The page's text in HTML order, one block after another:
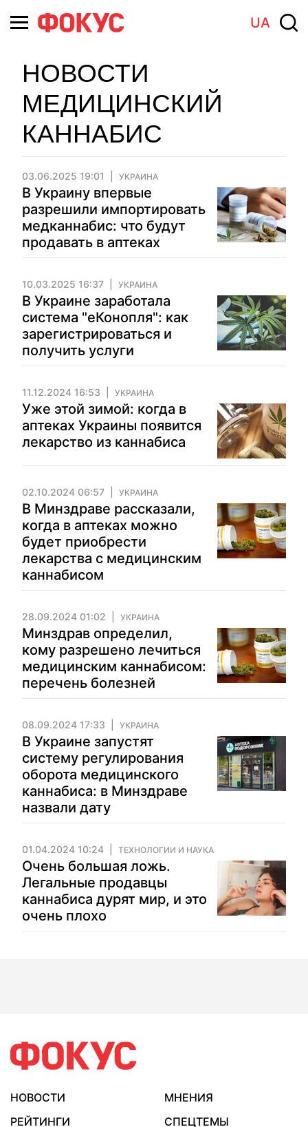
UA
НОВОСТИ
МЕДИЦИНСКИЙ
КАННАБИС
03.06.2025 19:01 УКРАИНА
В Украину впервые
разрешили импортировать
медканнабис: что будут
продавать в аптеках
10.03.2025 16:37 УКРАИНА
В Украине заработала
система "еКонопля": как
зарегистрироваться и
получить услуги
11.12.2024 16:53 УКРАИНА
Уже этой зимой: когда в
аптеках Украины появится
лекарство из каннабиса
02.10.2024 06:57 УКРАИНА
В Минздраве рассказали,
когда в аптеках можно
будет приобрести
лекарства с медицинским
каннабисом
28.09.2024 01:02 УКРАИНА
Минздрав определил,
кому разрешено лечиться
медицинским каннабисом:
перечень болезней
08.09.2024 17:33 УКРАИНА
В Украине запустят
систему регулирования
оборота медицинского
каннабиса: в Минздраве
назвали дату
01.04.2024 10:24 ТЕХНОЛОГИИ И НАУКА
Очень большая ложь.
Легальные продавцы
каннабиса дурят мир, и это
очень плохо
НОВОСТИ
МНЕНИЯ
РЕЙТИНГИ
СПЕЦТЕМЫ